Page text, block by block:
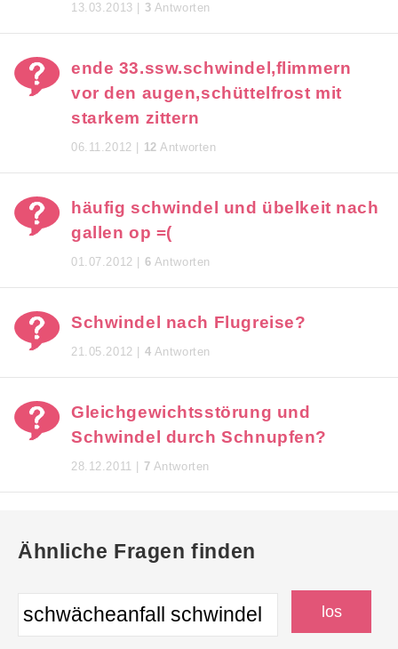
13.03.2013 | 3 Antworten
ende 33.ssw.schwindel,flimmern
vor den augen,schüttelfrost mit
starkem zittern
06.11.2012 | 12 Antworten
häufig schwindel und übelkeit nach
gallen op =(
01.07.2012 | 6 Antworten
Schwindel nach Flugreise?
21.05.2012 | 4 Antworten
Gleichgewichtsstörung und
Schwindel durch Schnupfen?
28.12.2011 | 7 Antworten
Ähnliche Fragen finden